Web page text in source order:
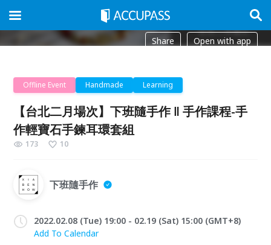
Share Open with app
Offline Event Handmade Learning
【台北二月場次】下班隨手作 ‖ 手作課程-手
作輕寶石手鍊耳環套組
173 10
下班隨手作
2022.02.08 (Tue) 19:00 - 02.19 (Sat) 15:00 (GMT+8)
Add To Calendar